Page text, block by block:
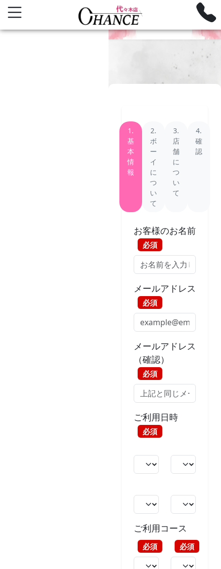
QUESTIONNAIRE
お客様アンケート
1.
基
本
情
報
2.
ボ
ー
イ
に
つ
い
て
3.
店
舗
に
つ
い
て
4.
確
認
お客様のお名前
必須
メールアドレス
必須
メールアドレス
（確認）
必須
ご利用日時
必須
ご利用コース
必須 必須